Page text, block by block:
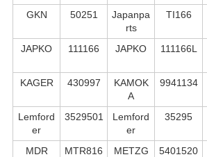
GKN
50251
Japanpa
rts
TI166
JAPKO 111166 JAPKO 111166L
KAGER
430997
KAMOK
A
9941134
Lemford
er
3529501
Lemford
er
35295
MDR
MTR816
METZG
5401520